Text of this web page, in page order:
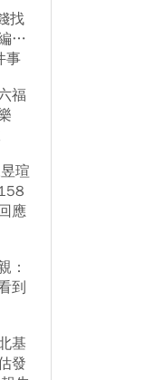
找
…
事
福
瑄
應
：
到
基
發